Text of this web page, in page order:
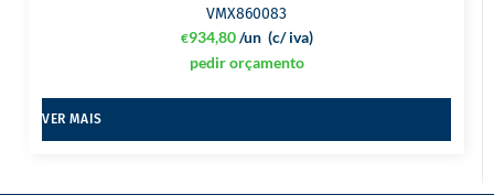
VMX860083
€934,80 (c/ iva)
/un
pedir orçamento
VER MAIS